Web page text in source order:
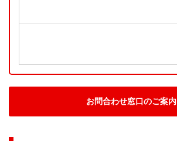
お問合わせ窓口のご案内